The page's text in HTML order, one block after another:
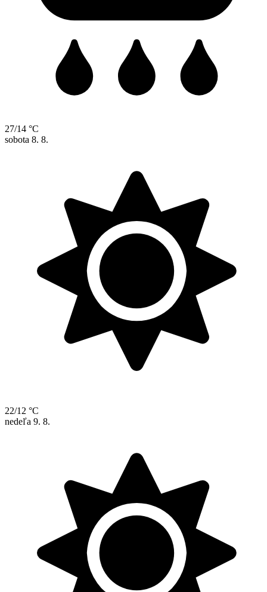
27/14 °C
sobota 8. 8.
22/12 °C
nedeľa 9. 8.